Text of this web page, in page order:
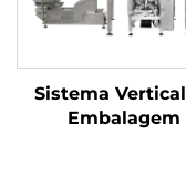
Sistema
Embalagem